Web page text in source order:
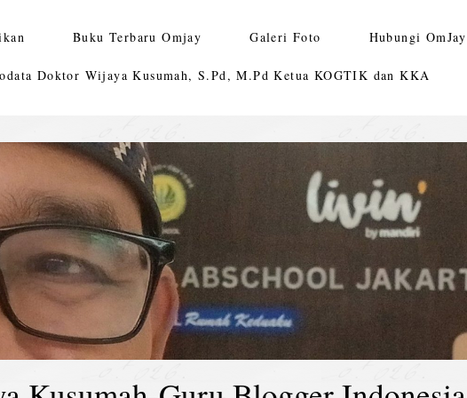
Buku Terbaru Omjay Galeri Foto Hubungi OmJay
Doktor Wijaya Kusumah, S.Pd, M.Pd Ketua KOGTIK dan KKA